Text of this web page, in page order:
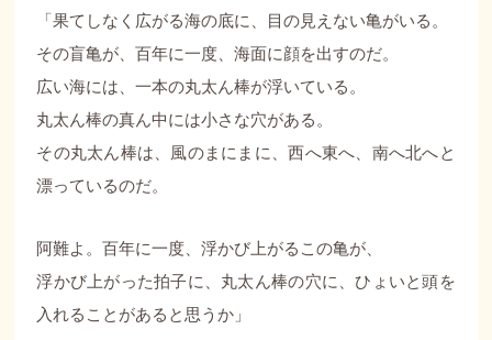
「果てしなく広がる海の底に、目の見えない亀がいる。
その盲亀が、百年に一度、海面に顔を出すのだ。
広い海には、一本の丸太ん棒が浮いている。
丸太ん棒の真ん中には小さな穴がある。
その丸太ん棒は、風のまにまに、西へ東へ、南へ北へと
漂っているのだ。
阿難よ。百年に一度、浮かび上がるこの亀が、
浮かび上がった拍子に、丸太ん棒の穴に、ひょいと頭を
入れることがあると思うか」